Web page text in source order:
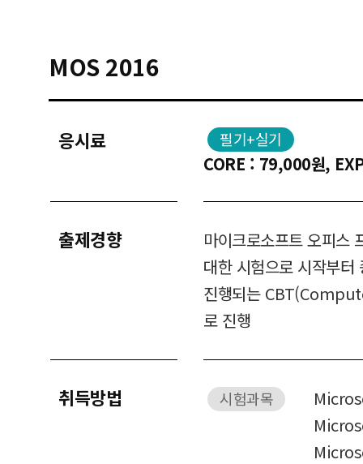
MOS 2016
응시료 필기+실기
CORE : 79,000원,
출제경향
마이크로소프트 오피스
대한 시험으로 시작부
진행되는
로 진행
취득방법 시험과목